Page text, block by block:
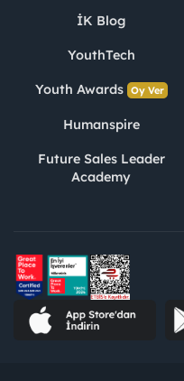
İK Blog
YouthTech
Youth Awards Oy Ver
Humanspire
Future Sales Leader
Academy